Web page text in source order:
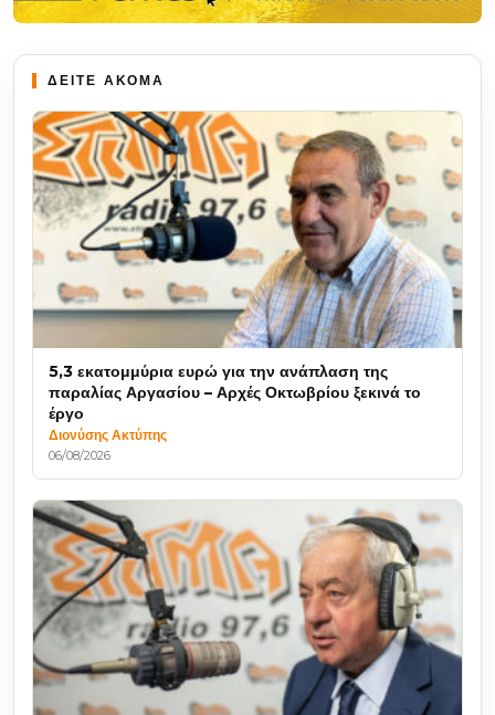
ΔΕΙΤΕ ΑΚΟΜΑ
5,3 εκατομμύρια ευρώ για την ανάπλαση της
παραλίας Αργασίου – Αρχές Οκτωβρίου ξεκινά το
έργο
Διονύσης Ακτύπης
06/08/2026